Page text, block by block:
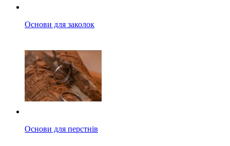
Основи для заколок
Основи для перстнів